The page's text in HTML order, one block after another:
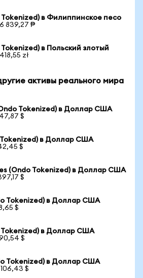
в Филиппинское песо
839,27 ₱
в Польский злотый
zł
активы реального мира
Tokenized) в Доллар США
$
Tokenized) в Доллар США
$
(Ondo Tokenized) в Доллар США
$
Tokenized) в Доллар США
$
Tokenized) в Доллар США
$
Tokenized) в Доллар США
$